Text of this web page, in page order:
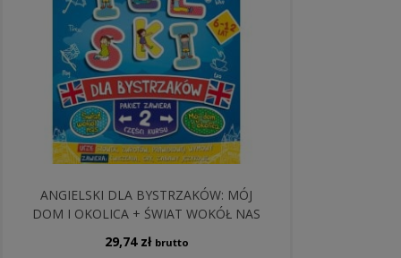
ANGIELSKI DLA BYSTRZAKÓW: MÓJ
DOM I OKOLICA + ŚWIAT WOKÓŁ NAS
29,74 zł brutto